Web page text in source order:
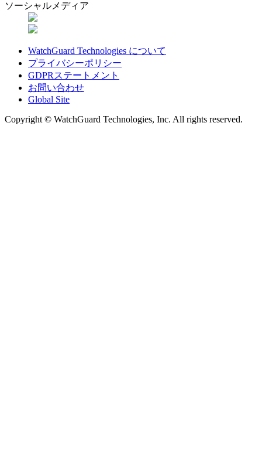
ソーシャルメディア
WatchGuard Technologies について
プライバシーポリシー
GDPRステートメント
お問い合わせ
Global Site
Copyright © WatchGuard Technologies, Inc. All rights reserved.